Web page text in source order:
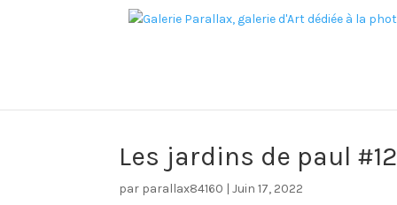
Les jardins de paul #12
par parallax84160 |Juin 17, 2022